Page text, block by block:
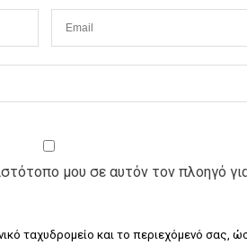
μου σε αυτόν τον πλοηγό
ταχυδρομείο και το περιεχόμενό σας,